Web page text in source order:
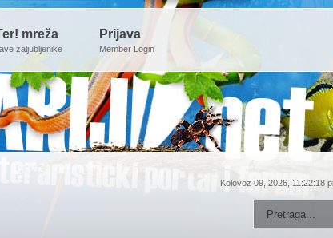
mreža
zaljubljenike
Prijava
Member Login
Kolovoz 09, 2026, 11:22:18